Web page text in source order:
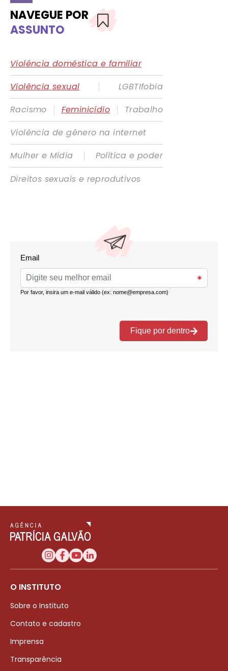
NAVEGUE POR
ASSUNTO
Violência doméstica e familiar
Violência sexual
|
LGBTIfobia
Racismo
| Feminicídio |
Trabalho
Violência de gênero na internet
Mulher e Mídia
|
Política e poder
Direitos sexuais e reprodutivos
O INSTITUTO
Sobre o Instituto
Contato e cadastro
Imprensa
Transparência